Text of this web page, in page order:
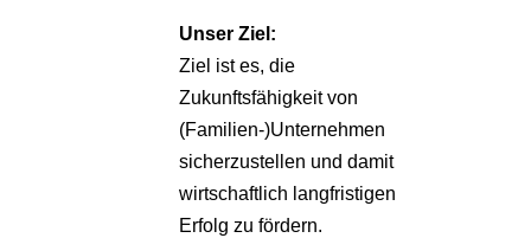
Unser Ziel:
Ziel ist es, die
Zukunftsfähigkeit von
(Familien-)Unternehmen
sicherzustellen und damit
wirtschaftlich langfristigen
Erfolg zu fördern.